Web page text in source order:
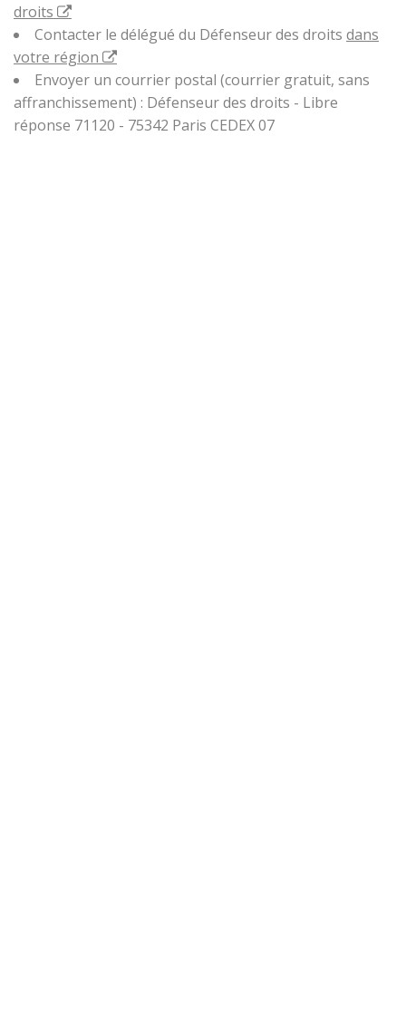
droits
Contacter le délégué du Défenseur des droits dans
votre région
Envoyer un courrier postal (courrier gratuit, sans
affranchissement) : Défenseur des droits - Libre
réponse 71120 - 75342 Paris CEDEX 07